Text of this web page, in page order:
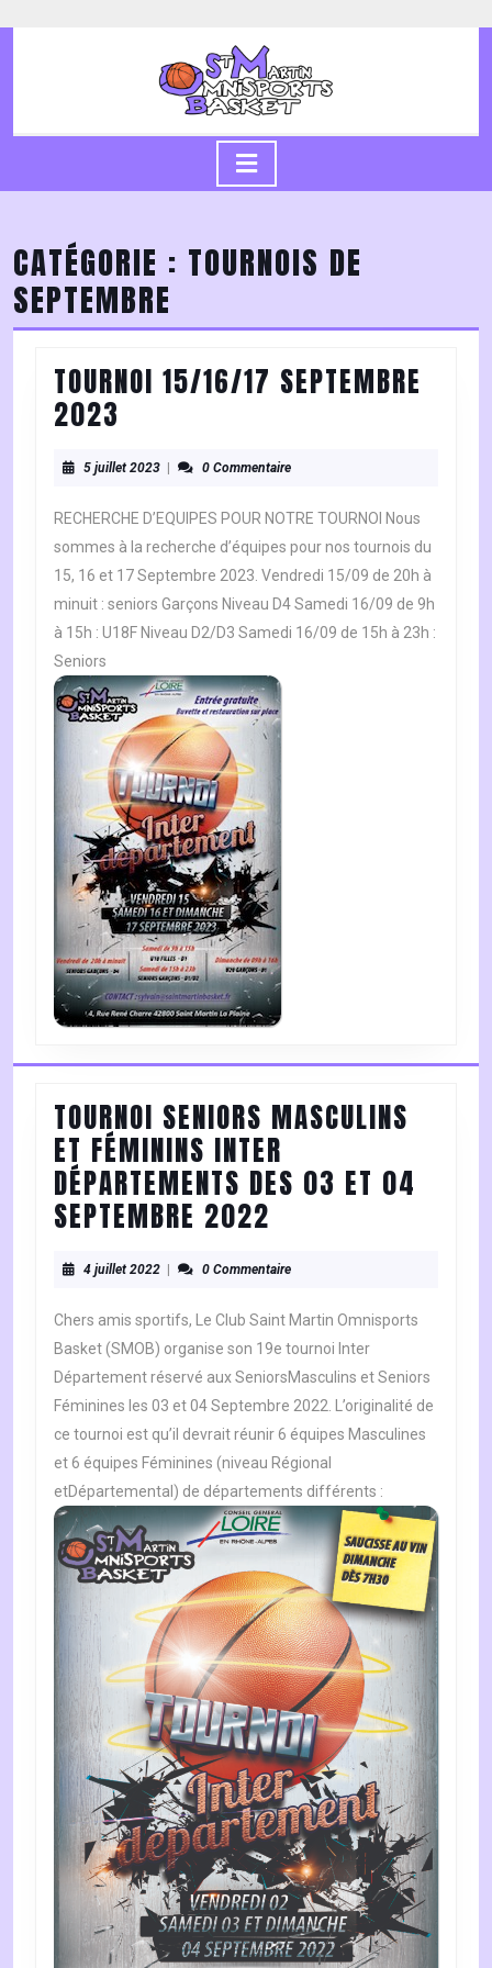
to
CATÉGORIE : TOURNOIS DE
SEPTEMBRE
TOURNOI 15/16/17 SEPTEMBRE
2023
SEPTEMBRE
2023
5 juillet 20235
0 Commentaire
RECHERCHE D’EQUIPES POUR NOTRE TOURNOI Nous
sommes à la recherche d’équipes pour nos tournois du
15, 16 et 17 Septembre 2023. Vendredi 15/09 de 20h à
minuit : seniors Garçons Niveau D4 Samedi 16/09 de 9h
à 15h : U18F Niveau D2/D3 Samedi 16/09 de 15h à 23h :
Seniors
TOURNOI SENIORS MASCULINS
ET FÉMININS INTER
DÉPARTEMENTS DES 03 ET 04
SEPTEMBRE 2022
MASCULINS
ET
FÉMININS
INTER
DÉPARTEMENTS
DES
03
ET
04
SEPTEMBRE
2022
4 juillet 20224
0 Commentaire
Chers amis sportifs, Le Club Saint Martin Omnisports
Basket (SMOB) organise son 19e tournoi Inter
Département réservé aux SeniorsMasculins et Seniors
Féminines les 03 et 04 Septembre 2022. L’originalité de
ce tournoi est qu’il devrait réunir 6 équipes Masculines
et 6 équipes Féminines (niveau Régional
etDépartemental) de départements différents :